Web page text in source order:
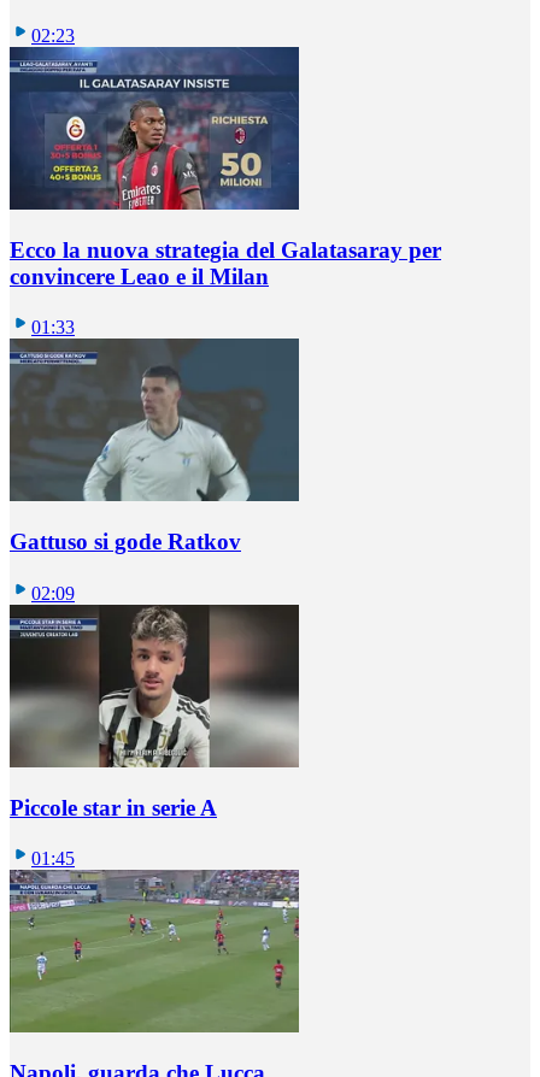
02:23
Ecco la nuova strategia del Galatasaray per
convincere Leao e il Milan
01:33
Gattuso si gode Ratkov
02:09
Piccole star in serie A
01:45